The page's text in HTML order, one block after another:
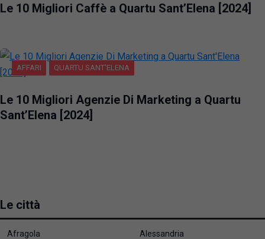
Le 10 Migliori Caffè a Quartu Sant’Elena [2024]
AFFARI QUARTU SANT'ELENA
Le 10 Migliori Agenzie Di Marketing a Quartu
Sant’Elena [2024]
Le città
Afragola Alessandria